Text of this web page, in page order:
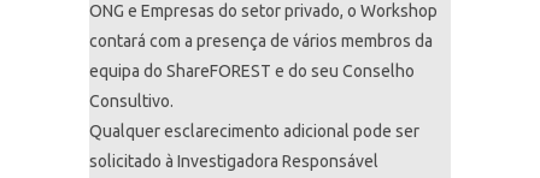
ONG e Empresas do setor privado, o Workshop
contará com a presença de vários membros da
equipa do ShareFOREST e do seu Conselho
Consultivo.
Qualquer esclarecimento adicional pode ser
solicitado à Investigadora Responsável